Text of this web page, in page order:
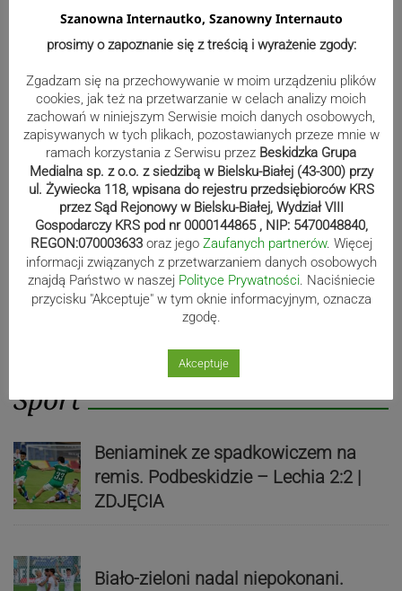
Kolejowe problemy ze szkołą (aktualizacja)
Koleje Śląskie znowu “dbają” o zdrowie uczniów szkół
kierunku Zwardonia. Dlaczego? Od 11 czerwca weszła w
życie korekta rozkładu…
access_time 12.06.2017 09:00 share
Stronicowanie
wpisów
Poprzednia 1 … 1 845 1 846 1 847
1 848 1 849 1 850 1 851 … 1 911
Sport
Beniaminek ze spadkowiczem na
remis. Podbeskidzie – Lechia 2:2 |
ZDJĘCIA
Biało-zieloni nadal niepokonani.
Szanowna Internautko, Szanowny Internauto
prosimy o zapoznanie się z treścią i wyrażenie zgody:
Zgadzam się na przechowywanie w moim urządzeniu plików
cookies, jak też na przetwarzanie w celach analizy moich
zachowań w niniejszym Serwisie moich danych osobowych,
zapisywanych w tych plikach, pozostawianych przeze mnie w
ramach korzystania z Serwisu przez Beskidzka Grupa
Medialna sp. z o.o. z siedzibą w Bielsku-Białej (43-300) przy
ul. Żywiecka 118, wpisana do rejestru przedsiębiorców KRS
przez Sąd Rejonowy w Bielsku-Białej, Wydział VIII
Gospodarczy KRS pod nr 0000144865 , NIP: 5470048840,
REGON:070003633 oraz jego Zaufanych partnerów. Więcej
informacji związanych z przetwarzaniem danych osobowych
znajdą Państwo w naszej Polityce Prywatności. Naciśniecie
przycisku "Akceptuje" w tym oknie informacyjnym, oznacza
zgodę.
Akceptuje